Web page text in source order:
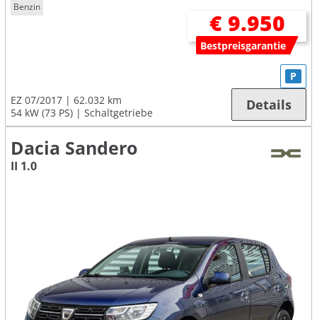
Benzin
€ 9.950
Bestpreisgarantie
EZ 07/2017
62.032 km
54 kW (73 PS)
Schaltgetriebe
P
Details
Dacia Sandero
II 1.0